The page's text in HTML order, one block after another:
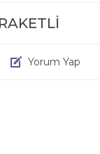
Yorum Yap